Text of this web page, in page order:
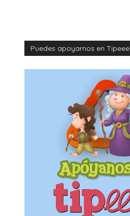
Puedes apoyarnos en Tipeee